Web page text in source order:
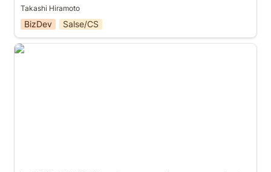
Takashi Hiramoto
BizDev Salse/CS
加熱市場×最先端技術×スタートアップのマーケってど